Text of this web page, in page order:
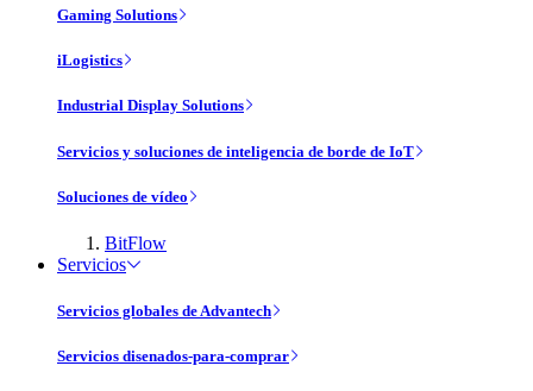
Gaming Solutions
iLogistics
Industrial Display Solutions
Servicios y soluciones de inteligencia de borde de IoT
Soluciones de vídeo
BitFlow
Servicios
Servicios globales de Advantech
Servicios disenados-para-comprar